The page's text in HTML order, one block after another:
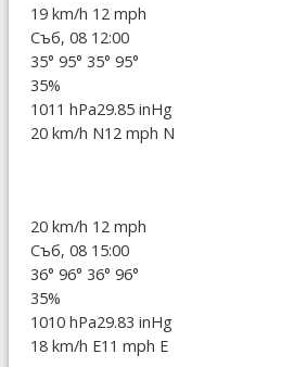
19 km/h 12 mph
Съб, 08 12:00
35° 95° 35° 95°
35%
1011 hPa29.85 inHg
20 km/h N12 mph N
20 km/h 12 mph
Съб, 08 15:00
36° 96° 36° 96°
35%
1010 hPa29.83 inHg
18 km/h E11 mph E